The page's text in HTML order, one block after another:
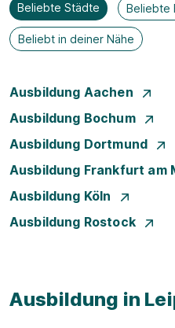
Beliebte Städte Beliebte
Beliebt in deiner Nähe
Ausbildung Aachen
Ausbildung Bochum
Ausbildung Dortmund
Ausbildung Frankfurt am
Ausbildung Köln
Ausbildung Rostock
Ausbildung in